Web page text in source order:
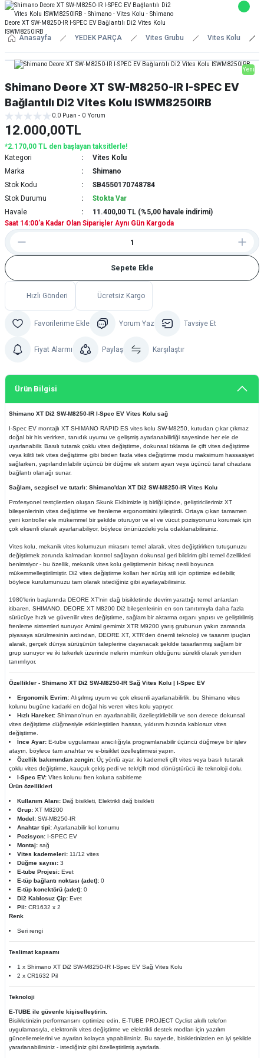
Anasayfa YEDEK PARÇA Vites Grubu Vites Kolu
Yeni
Shimano Deore XT SW-M8250-IR I-SPEC EV
Bağlantılı Di2 Vites Kolu ISWM8250IRB
0.0 Puan - 0 Yorum
12.000,00TL
*2.170,00 TL den başlayan taksitlerle!
Kategori
Vites Kolu
Marka
Shimano
Stok Kodu
SB4550170748784
Stok Durumu
Stokta Var
Havale
11.400,00 TL (%5,00 havale indirimi)
Saat 14:00'a Kadar Olan Siparişler Aynı Gün Kargoda
Sepete Ekle
Hızlı Gönderi Ücretsiz Kargo
Yorum Yaz Tavsiye Et
Fiyat Alarmı Paylaş Karşılaştır
Ürün Bilgisi
Shimano XT Di2 SW-M8250-IR I-Spec EV Vites Kolu sağ
I-Spec EV montajlı XT SHIMANO RAPID ES vites kolu SW-M8250, kutudan çıkar çıkmaz
doğal bir his verirken, tanıdık uyumu ve gelişmiş ayarlanabilirliği sayesinde her ele de
uyarlanabilir. Basılı tutarak çoklu vites değiştirme, dokunsal tıklama ile çift vites değiştirme
veya kilitli tek vites değiştirme gibi birden fazla vites değiştirme modu maksimum hassasiyet
sağlarken, yapılandırılabilir üçüncü bir düğme ek sistem ayarı veya üçüncü taraf cihazlara
bağlantı olanağı sunar.
Sağlam, sezgisel ve tutarlı: Shimano'dan XT Di2 SW-M8250-IR Vites Kolu
Profesyonel testçilerden oluşan Skunk Ekibimizle iş birliği içinde, geliştiricilerimiz XT
bileşenlerinin vites değiştirme ve frenleme ergonomisini iyileştirdi. Ortaya çıkan tamamen
yeni kontroller ele mükemmel bir şekilde oturuyor ve el ve vücut pozisyonunu korumak için
çok eksenli olarak ayarlanabiliyor, böylece önünüzdeki yola odaklanabilirsiniz.
Vites kolu, mekanik vites kolumuzun mirasını temel alarak, vites değiştirirken tutuşunuzu
değiştirmek zorunda kalmadan kontrol sağlayan dokunsal geri bildirim gibi temel özellikleri
benimsiyor - bu özellik, mekanik vites kolu geliştirmenin birkaç nesli boyunca
mükemmelleştirilmiştir. Di2 vites değiştirme kolları her sürüş stili için optimize edilebilir,
böylece kurulumunuzu tam olarak istediğiniz gibi ayarlayabilirsiniz.
1980'lerin başlarında DEORE XT'nin dağ bisikletinde devrim yarattığı temel anlardan
itibaren, SHIMANO, DEORE XT M8200 Di2 bileşenlerinin en son tanıtımıyla daha fazla
sürücüye hızlı ve güvenilir vites değiştirme, sağlam bir aktarma organı yapısı ve geliştirilmiş
frenleme sistemleri sunuyor. Amiral gemimiz XTR M9200 yarış grubunun yakın zamanda
piyasaya sürülmesinin ardından, DEORE XT, XTR'den önemli teknoloji ve tasarım ipuçları
alarak, gerçek dünya sürüşünün taleplerine dayanacak şekilde tasarlanmış sağlam bir
grup sunuyor ve iki tekerlek üzerinde nelerin mümkün olduğunu sürekli olarak yeniden
tanımlıyor.
Özellikler - Shimano XT Di2 SW-M8250-IR Sağ Vites Kolu | I-Spec EV
Ergonomik Evrim: Alışılmış uyum ve çok eksenli ayarlanabilirlik, bu Shimano vites
kolunu bugüne kadarki en doğal his veren vites kolu yapıyor.
Hızlı Hareket: Shimano'nun en ayarlanabilir, özelleştirilebilir ve son derece dokunsal
vites değiştirme düğmesiyle etkinleştirilen hassas, yıldırım hızında kablosuz vites
değiştirme.
İnce Ayar: E-tube uygulaması aracılığıyla programlanabilir üçüncü düğmeye bir işlev
atayın, böylece tam anahtar ve e-bisiklet özelleştirmesi yapın.
Özellik bakımından zengin: Üç yönlü ayar, iki kademeli çift vites veya basılı tutarak
çoklu vites değiştirme, kauçuk çekiş pedi ve tek/çift mod dönüştürücü ile teknoloji dolu.
I-Spec EV: Vites kolunu fren koluna sabitleme
Ürün özellikleri
Kullanım Alanı: Dağ bisikleti, Elektrikli dağ bisikleti
Grup: XT M8200
Model: SW-M8250-IR
Anahtar tipi: Ayarlanabilir kol konumu
Pozisyon: I-SPEC EV
Montaj: sağ
Vites kademeleri: 11/12 vites
Düğme sayısı: 3
E-tube Projesi: Evet
E-tüp bağlantı noktası (adet): 0
E-tüp konektörü (adet): 0
Di2 Kablosuz Çip: Evet
Pil: CR1632 x 2
Renk
Seri rengi
Teslimat kapsamı
1 x Shimano XT Di2 SW-M8250-IR I-Spec EV Sağ Vites Kolu
2 x CR1632 Pil
Teknoloji
E-TUBE ile güvenle kişiselleştirin.
Bisikletinizin performansını optimize edin. E-TUBE PROJECT Cyclist akıllı telefon
uygulamasıyla, elektronik vites değiştirme ve elektrikli destek modları için yazılım
güncellemelerini ve ayarları kolayca yapabilirsiniz. Bu sayede, bisikletinizden en iyi şekilde
yararlanabilirsiniz - istediğiniz gibi özelleştirilmiş ayarlarla.